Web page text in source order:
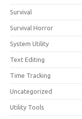
Survival
Survival Horror
System Utility
Text Editing
Time Tracking
Uncategorized
Utility Tools